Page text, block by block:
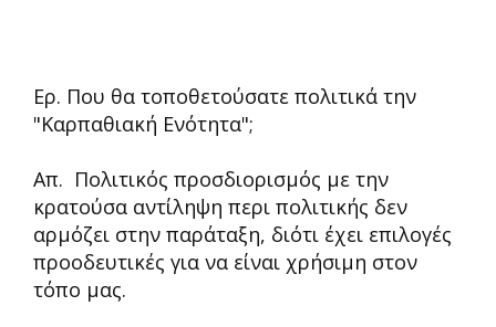
Ερ. Που θα τοποθετούσατε πολιτικά την
"Καρπαθιακή Ενότητα";
Απ. Πολιτικός προσδιορισμός με την
κρατούσα αντίληψη περι πολιτικής δεν
αρμόζει στην παράταξη, διότι έχει επιλογές
προοδευτικές για να είναι χρήσιμη στον
τόπο μας.